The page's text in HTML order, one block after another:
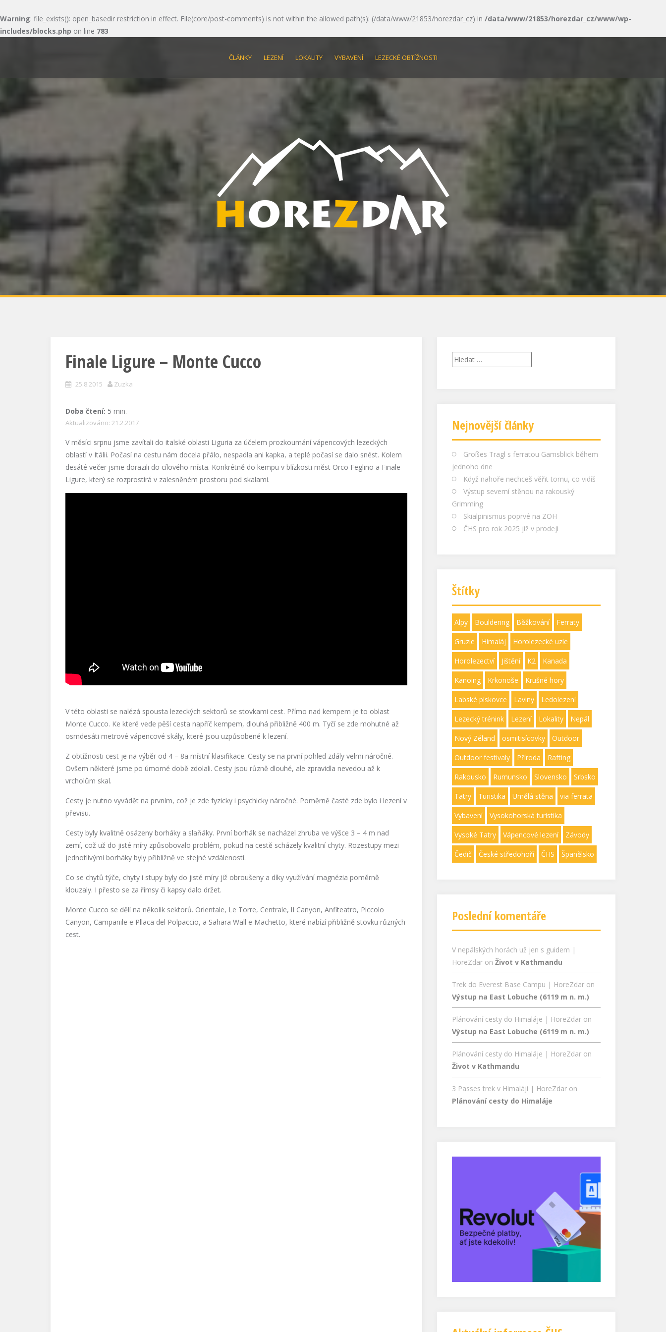
Warning: file_exists(): open_basedir restriction in effect. File(core/post-comments) is not within the allowed path(s): (/data/www/21853/horezdar_cz) in /data/www/21853/horezdar_cz/www/wp-
includes/blocks.php on line 783
ČLÁNKY LEZENÍ LOKALITY VYBAVENÍ LEZECKÉ OBTÍŽNOSTI
Finale Ligure – Monte Cucco
25.8.2015 Zuzka
Doba čtení: 5 min.
Aktualizováno: 21.2.2017
V měsíci srpnu jsme zavítali do italské oblasti Liguria za účelem prozkoumání vápencových lezeckých
oblastí v Itálii. Počasí na cestu nám docela přálo, nespadla ani kapka, a teplé počasí se dalo snést. Kolem
desáté večer jsme dorazili do cílového místa. Konkrétně do kempu v blízkosti měst Orco Feglino a Finale
Ligure, který se rozprostírá v zalesněném prostoru pod skalami.
V této oblasti se nalézá spousta lezeckých sektorů se stovkami cest. Přímo nad kempem je to oblast
Monte Cucco. Ke které vede pěší cesta napříč kempem, dlouhá přibližně 400 m. Tyčí se zde mohutné až
osmdesáti metrové vápencové skály, které jsou uzpůsobené k lezení.
Z obtížnosti cest je na výběr od 4 – 8a místní klasifikace. Cesty se na první pohled zdály velmi náročné.
Ovšem některé jsme po úmorné době zdolali. Cesty jsou různě dlouhé, ale zpravidla nevedou až k
vrcholům skal.
Cesty je nutno vyvádět na prvním, což je zde fyzicky i psychicky náročné. Poměrně časté zde bylo i lezení v
převisu.
Cesty byly kvalitně osázeny borháky a slaňáky. První borhák se nacházel zhruba ve výšce 3 – 4 m nad
zemí, což už do jisté míry způsobovalo problém, pokud na cestě scházely kvalitní chyty. Rozestupy mezi
jednotlivými borháky byly přibližně ve stejné vzdálenosti.
Co se chytů týče, chyty i stupy byly do jisté míry již obroušeny a díky využívání magnézia poměrně
klouzaly. I přesto se za římsy či kapsy dalo držet.
Monte Cucco se dělí na několik sektorů. Orientale, Le Torre, Centrale, lI Canyon, Anfiteatro, Piccolo
Canyon, Campanile e Pllaca del Polpaccio, a Sahara Wall e Machetto, které nabízí přibližně stovku různých
cest.
Vyhledávání
Nejnovější články
Großes Tragl s ferratou Gamsblick během
jednoho dne
Když nahoře nechceš věřit tomu, co vidíš
Výstup severní stěnou na rakouský
Grimming
Skialpinismus poprvé na ZOH
ČHS pro rok 2025 již v prodeji
Štítky
Alpy Bouldering Běžkování Ferraty
Gruzie Himaláj Horolezecké uzle
Horolezectví Jištění K2 Kanada
Kanoing Krkonoše Krušné hory
Labské pískovce Laviny Ledolezení
Lezecký trénink Lezení Lokality Nepál
Nový Zéland osmitisícovky Outdoor
Outdoor festivaly Příroda Rafting
Rakousko Rumunsko Slovensko Srbsko
Tatry Turistika Umělá stěna via ferrata
Vybavení Vysokohorská turistika
Vysoké Tatry Vápencové lezení Závody
Čedič České středohoří ČHS Španělsko
Poslední komentáře
V nepálských horách už jen s guidem |
HoreZdar on Život v Kathmandu
Trek do Everest Base Campu | HoreZdar on
Výstup na East Lobuche (6119 m n. m.)
Plánování cesty do Himaláje | HoreZdar on
Výstup na East Lobuche (6119 m n. m.)
Plánování cesty do Himaláje | HoreZdar on
Život v Kathmandu
3 Passes trek v Himaláji | HoreZdar on
Plánování cesty do Himaláje
dominovaly především asijské reprezentace,
dosáhl český tým několika velmi kvalitních
výsledků, zejména v lezení na obtížnost. Tři
Češi v TOP11 v obtížnosti Nejlepšího českého
výsledku a skvělého světového výkonu dosáhl
pouze dva Evropané. Výborný výkon předvedl